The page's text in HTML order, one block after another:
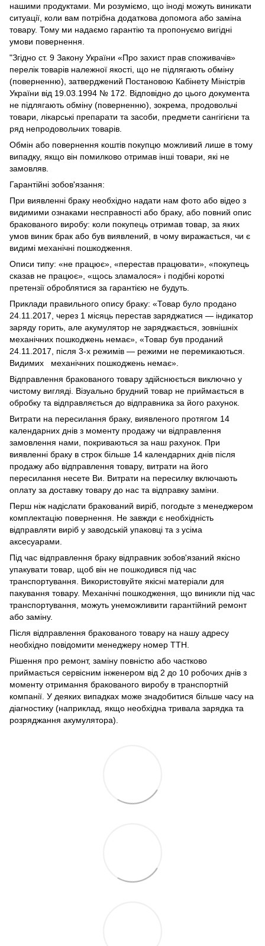
нашими продуктами. Ми розуміємо, що іноді можуть виникати
ситуації, коли вам потрібна додаткова допомога або заміна
товару. Тому ми надаємо гарантію та пропонуємо вигідні
умови повернення.
"Згідно ст. 9 Закону України «Про захист прав споживачів»
перелік товарів належної якості, що не підлягають обміну
(поверненню), затверджений Постановою Кабінету Міністрів
України від 19.03.1994 № 172. Відповідно до цього документа
не підлягають обміну (поверненню), зокрема, продовольчі
товари, лікарські препарати та засоби, предмети сангігієни та
ряд непродовольчих товарів.
Обмін або повернення коштів покупцю можливий лише в тому
випадку, якщо він помилково отримав інші товари, які не
замовляв.
Гарантійні зобов'язання:
При виявленні браку необхідно надати нам фото або відео з
видимими ознаками несправності або браку, або повний опис
бракованого виробу: коли покупець отримав товар, за яких
умов виник брак або був виявлений, в чому виражається, чи є
видимі механічні пошкодження.
Описи типу: «не працює», «перестав працювати», «покупець
сказав не працює», «щось зламалося» і подібні короткі
претензії оброблятися за гарантією не будуть.
Приклади правильного опису браку: «Товар було продано
24.11.2017, через 1 місяць перестав заряджатися — індикатор
заряду горить, але акумулятор не заряджається, зовнішніх
механічних пошкоджень немає», «Товар був проданий
24.11.2017, після 3-х режимів — режими не перемикаються.
Видимих механічних пошкоджень немає».
Відправлення бракованого товару здійснюється виключно у
чистому вигляді. Візуально брудний товар не приймається в
обробку та відправляється до відправника за його рахунок.
Витрати на пересилання браку, виявленого протягом 14
календарних днів з моменту продажу чи відправлення
замовлення нами, покриваються за наш рахунок. При
виявленні браку в строк більше 14 календарних днів після
продажу або відправлення товару, витрати на його
пересилання несете Ви. Витрати на пересилку включають
оплату за доставку товару до нас та відправку заміни.
Перш ніж надіслати бракований виріб, погодьте з менеджером
комплектацію повернення. Не завжди є необхідність
відправляти виріб у заводській упаковці та з усіма
аксесуарами.
Під час відправлення браку відправник зобов'язаний якісно
упакувати товар, щоб він не пошкодився під час
транспортування. Використовуйте якісні матеріали для
пакування товару. Механічні пошкодження, що виникли під час
транспортування, можуть унеможливити гарантійний ремонт
або заміну.
Після відправлення бракованого товару на нашу адресу
необхідно повідомити менеджеру номер ТТН.
Рішення про ремонт, заміну повністю або частково
приймається сервісним інженером від 2 до 10 робочих днів з
моменту отримання бракованого виробу в транспортній
компанії. У деяких випадках може знадобитися більше часу на
діагностику (наприклад, якщо необхідна тривала зарядка та
розряджання акумулятора).